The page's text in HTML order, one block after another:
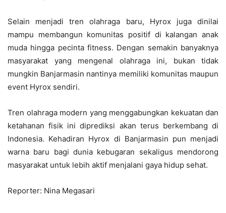
Selain menjadi tren olahraga baru, Hyrox juga dinilai
mampu membangun komunitas positif di kalangan anak
muda hingga pecinta fitness. Dengan semakin banyaknya
masyarakat yang mengenal olahraga ini, bukan tidak
mungkin Banjarmasin nantinya memiliki komunitas maupun
event Hyrox sendiri.
Tren olahraga modern yang menggabungkan kekuatan dan
ketahanan fisik ini diprediksi akan terus berkembang di
Indonesia. Kehadiran Hyrox di Banjarmasin pun menjadi
warna baru bagi dunia kebugaran sekaligus mendorong
masyarakat untuk lebih aktif menjalani gaya hidup sehat.
Reporter: Nina Megasari